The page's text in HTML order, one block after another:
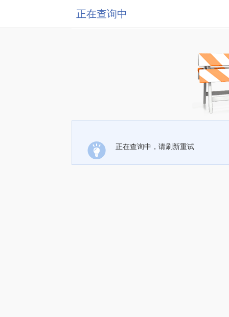
正在查询中
正在查询中，请刷新重试